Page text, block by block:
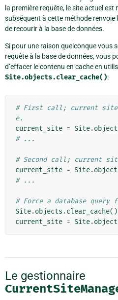
la première requête, le site actuel est
subséquent à cette méthode renvoie
de recourir à la base de données.
Si pour une raison quelconque vous
requête à la base de données, vous
d’effacer le contenu en cache en
Site.objects.clear_cache():
# First call; current site
e.
current_site = Site.
# ...
# Second call; current
current_site = Site.
# ...
# Force a database
Site.objects .clear_cache()
current_site = Site.
Le gestionnaire